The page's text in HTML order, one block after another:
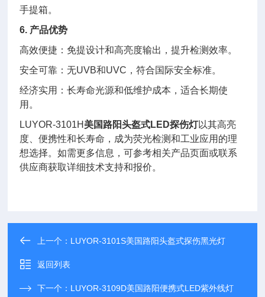
手提箱。
6. 产品优势
高效便捷：免提设计和高亮度输出，提升检测效率。
安全可靠：无UVB和UVC，符合国际安全标准。
经济实用：长寿命光源和低维护成本，适合长期使
用。
LUYOR-3101H 美国路阳头盔式LED探伤灯以其高亮
度、便携性和长寿命，成为荧光检测和工业应用的理
想选择。如需更多信息，可参考相关产品页面或联系
供应商获取详细技术支持和报价。
上一个： LUYOR-3101S美国路阳头盔式探伤黑光灯
返回列表
下一个： LUYOR-3109D美国路阳便携式LED紫外线灯